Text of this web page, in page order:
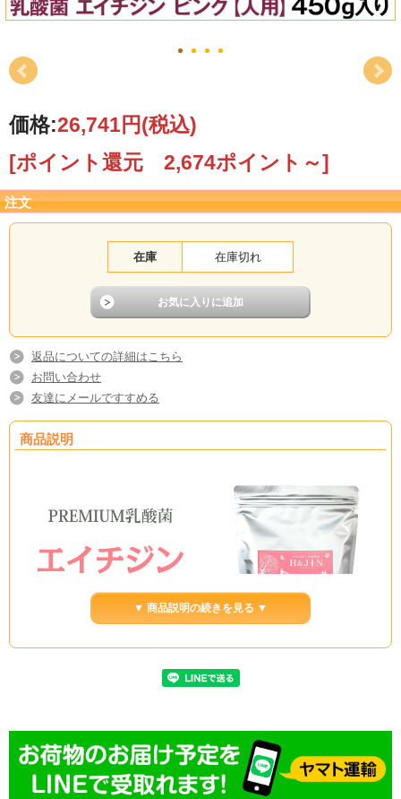
価格:26,741円(税込)
[ポイント還元 2,674ポイント～]
注文
在庫 在庫切れ
返品についての詳細はこちら
お問い合わせ
友達にメールですすめる
商品説明
Premium乳酸菌H&JIN（人用450g）
体内の丸洗い・腸の丸洗いをテーマにした、人間用新乳酸菌
商品特長
▼ 商品説明の続きを見る ▼